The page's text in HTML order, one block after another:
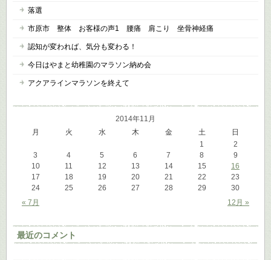
落選
市原市 整体 お客様の声1 腰痛 肩こり 坐骨神経痛
認知が変われば、気分も変わる！
今日はやまと幼稚園のマラソン納め会
アクアラインマラソンを終えて
2014年11月
月
火 水 木 金 土 日
« 7月 12月 »
1
2
3
4 5 6 7 8
9
10
11 12 13 14 15
16
17
18 19 20 21 22
23
24
25 26 27 28 29 30
最近のコメント